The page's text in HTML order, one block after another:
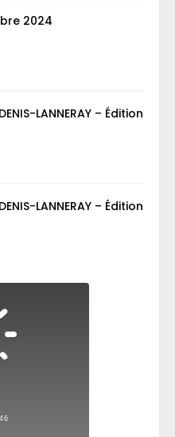
2024
LANNERAY – Édition
LANNERAY – Édition